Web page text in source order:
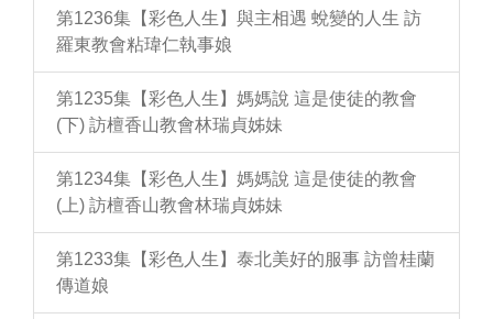
第1236集【彩色人生】與主相遇 蛻變的人生 訪
羅東教會粘瑋仁執事娘
第1235集【彩色人生】媽媽說 這是使徒的教會
(下) 訪檀香山教會林瑞貞姊妹
第1234集【彩色人生】媽媽說 這是使徒的教會
(上) 訪檀香山教會林瑞貞姊妹
第1233集【彩色人生】泰北美好的服事 訪曾桂蘭
傳道娘